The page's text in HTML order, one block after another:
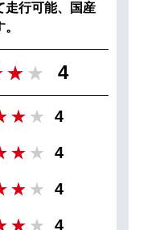
走行可能、国産
4
4
4
4
4